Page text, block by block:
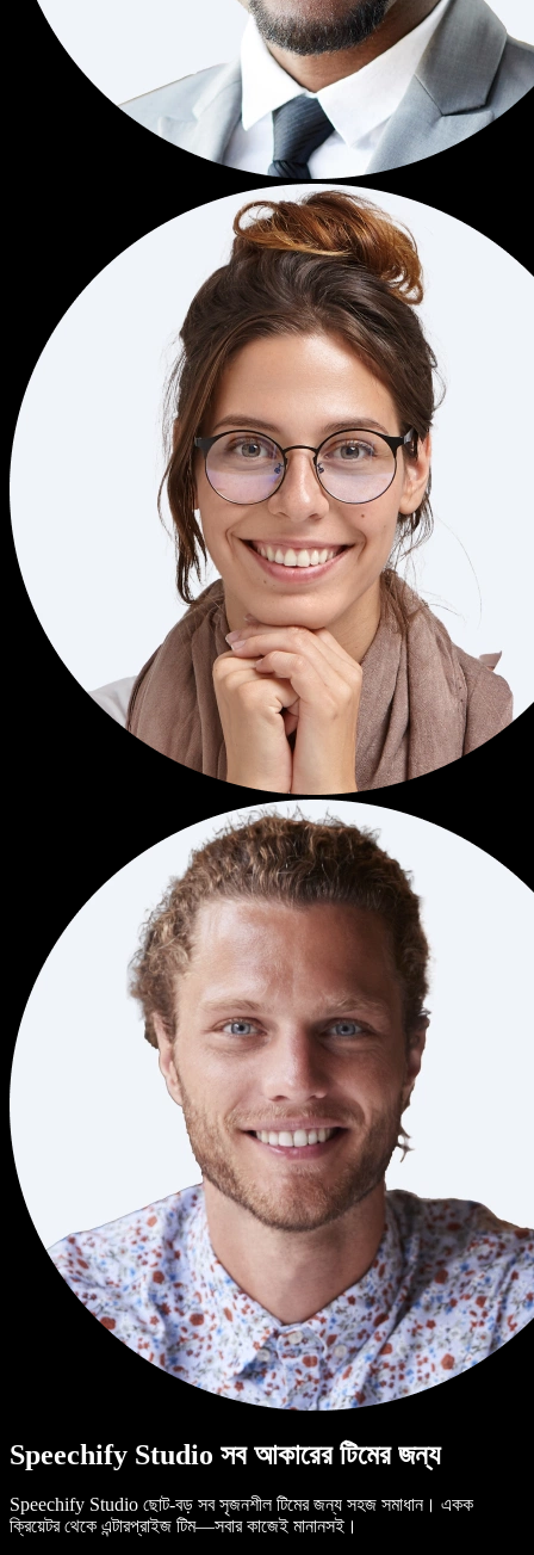
Speechify Studio সব আকারের টিমের জন্য
Speechify Studio ছোট-বড় সব সৃজনশীল টিমের জন্য সহজ সমাধান। একক
ক্রিয়েটর থেকে এন্টারপ্রাইজ টিম—সবার কাজেই মানানসই।